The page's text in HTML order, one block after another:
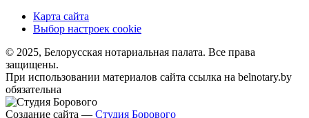
Карта сайта
Выбор настроек cookie
© 2025, Белорусская нотариальная палата. Все права
защищены.
При использовании материалов сайта ссылка на belnotary.by
обязательна
Создание сайта — Студия Борового